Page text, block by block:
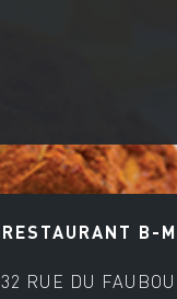
RESTAURANT B-
32 RUE DU